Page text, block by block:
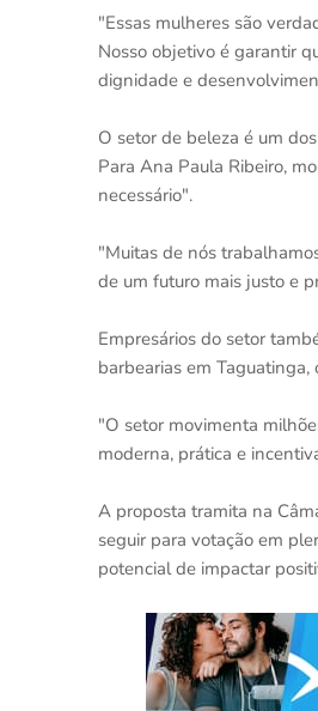
"Essas mulheres são
Nosso objetivo é garantir
dignidade e
O setor de beleza é um
Para Ana Paula Ribeiro,
necessário".
"Muitas de nós
de um futuro mais justo e
Empresários do setor
barbearias em
"O setor movimenta
moderna, prática e
A proposta tramita na
seguir para votação em
potencial de impactar